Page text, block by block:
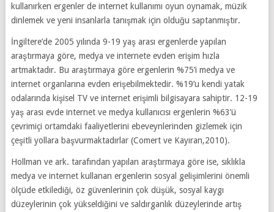
kullanırken ergenler de internet kullanımı oyun oynamak, müzik
dinlemek ve yeni insanlarla tanışmak için olduğu saptanmıştır.
İngiltere’de 2005 yılında 9-19 yaş arası ergenlerde yapılan
araştırmaya göre, medya ve internete evden erişim hızla
artmaktadır. Bu araştırmaya göre ergenlerin %75’i medya ve
internet organlarına evden erişebilmektedir. %19’u kendi yatak
odalarında kişisel TV ve internet erişimli bilgisayara sahiptir. 12-19
yaş arası evde internet ve medya kullanıcısı ergenlerin %63’ü
çevrimiçi ortamdaki faaliyetlerini ebeveynlerinden gizlemek için
çeşitli yollara başvurmaktadırlar (Comert ve Kayıran,2010).
Hollman ve ark. tarafından yapılan araştırmaya göre ise, sıklıkla
medya ve internet kullanan ergenlerin sosyal gelişimlerini önemli
ölçüde etkilediği, öz güvenlerinin çok düşük, sosyal kaygı
düzeylerinin çok yükseldiğini ve saldırganlık düzeylerinde artış